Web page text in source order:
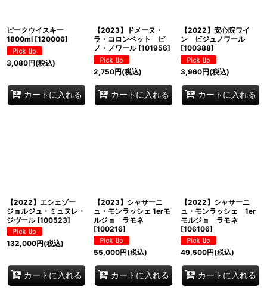
ピークウイスキー
1800ml [120006]
3,080円(税込)
カートに入れる
【2023】ドメーヌ・
ラ・コロンベット ピ
ノ・ノワール [101956]
2,750円(税込)
カートに入れる
【2022】安心院ワイ
ン ビジュノワール
[100388]
3,960円(税込)
カートに入れる
【2022】エシェゾー
ジョルジュ・ミュヌレ・
ジヴール [100523]
132,000円(税込)
カートに入れる
【2023】シャサーニ
ュ・モンラッシェ 1erモ
ルジョ ラモネ
[100216]
55,000円(税込)
カートに入れる
【2022】シャサーニ
ュ・モンラッシェ 1er
モルジョ ラモネ
[106106]
49,500円(税込)
カートに入れる